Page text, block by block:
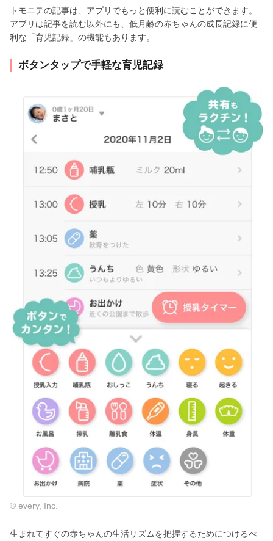
トモニテの記事は、アプリでもっと便利に読むことができます。
アプリは記事を読む以外にも、低月齢の赤ちゃんの成長記録に便
利な「育児記録」の機能もあります。
ボタンタップで手軽な育児記録
© every, Inc.
生まれてすぐの赤ちゃんの生活リズムを把握するためにつけるべ